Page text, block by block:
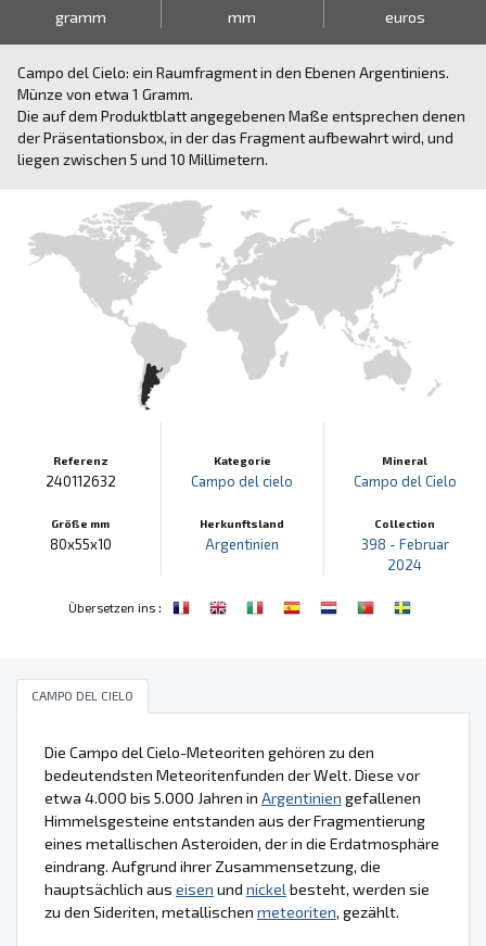
gramm mm euros
Campo del Cielo: ein Raumfragment in den Ebenen Argentiniens.
Münze von etwa 1 Gramm.
Die auf dem Produktblatt angegebenen Maße entsprechen denen
der Präsentationsbox, in der das Fragment aufbewahrt wird, und
liegen zwischen 5 und 10 Millimetern.
Referenz
240112632
Größe mm
80x55x10
Kategorie
Campo del cielo
Herkunftsland
Argentinien
Mineral
Campo del Cielo
Collection
398 - Februar
2024
Übersetzen ins:
CAMPO DEL CIELO
Die Campo del Cielo-Meteoriten gehören zu den
bedeutendsten Meteoritenfunden der Welt. Diese vor
etwa 4.000 bis 5.000 Jahren in Argentinien gefallenen
Himmelsgesteine entstanden aus der Fragmentierung
eines metallischen Asteroiden, der in die Erdatmosphäre
eindrang. Aufgrund ihrer Zusammensetzung, die
hauptsächlich aus eisen und nickel besteht, werden sie
zu den Sideriten, metallischen meteoriten, gezählt.